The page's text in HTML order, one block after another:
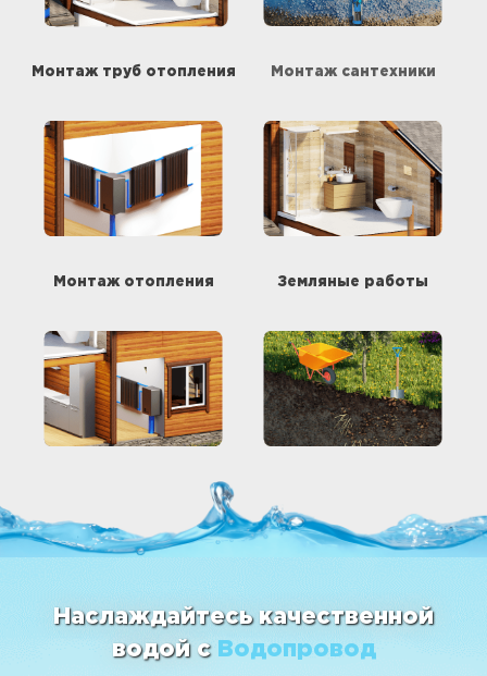
Монтаж труб отопления Монтаж сантехники
Монтаж отопления Земляные работы
Наслаждайтесь качественной
водой с
Водопровод